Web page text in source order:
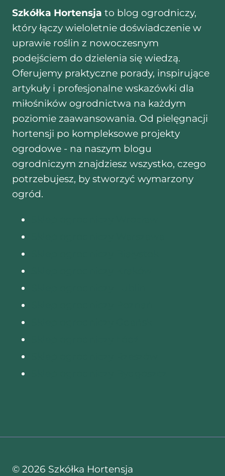
Szkółka Hortensja to blog ogrodniczy,
który łączy wieloletnie doświadczenie w
uprawie roślin z nowoczesnym
podejściem do dzielenia się wiedzą.
Oferujemy praktyczne porady, inspirujące
artykuły i profesjonalne wskazówki dla
miłośników ogrodnictwa na każdym
poziomie zaawansowania. Od pielęgnacji
hortensji po kompleksowe projekty
ogrodowe - na naszym blogu
ogrodniczym znajdziesz wszystko, czego
potrzebujesz, by stworzyć wymarzony
ogród.
© 2026 Szkółka Hortensja